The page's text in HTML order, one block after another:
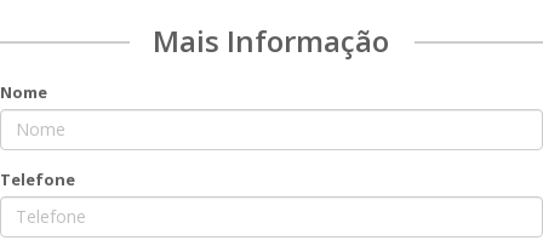
Mais Informação
Nome
Telefone